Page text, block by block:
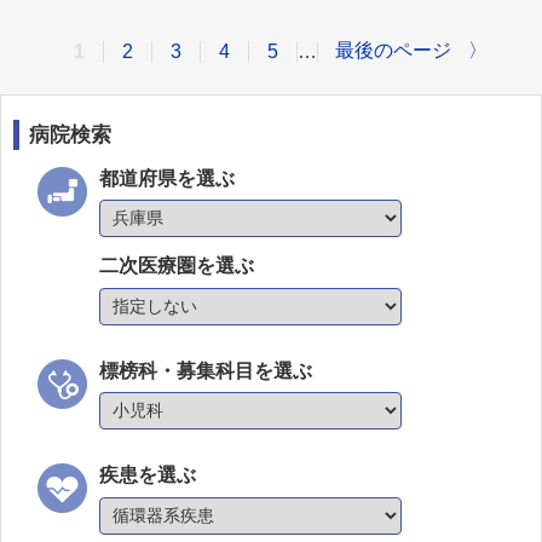
2 3 4 5 … 最後のページ 〉
病院検索
都道府県を選ぶ
二次医療圏を選ぶ
標榜科・募集科目を選ぶ
疾患を選ぶ